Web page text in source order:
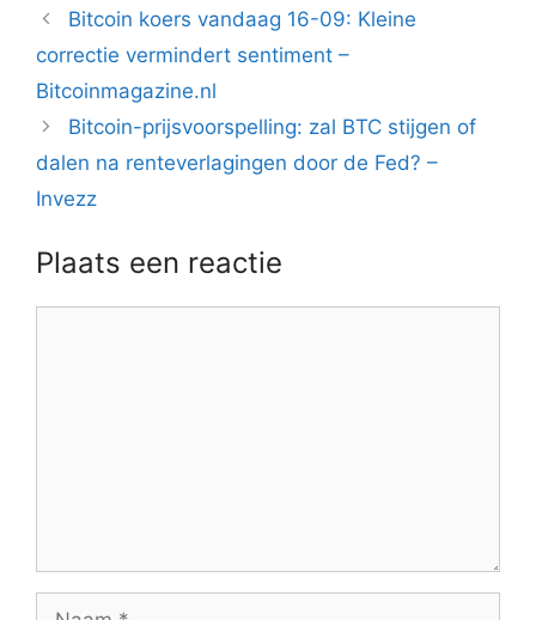
Berichtnavigatie
Bitcoin koers vandaag 16-09: Kleine
correctie vermindert sentiment –
Bitcoinmagazine.nl
Bitcoin-prijsvoorspelling: zal BTC stijgen of
dalen na renteverlagingen door de Fed? –
Invezz
Plaats een reactie
Naam